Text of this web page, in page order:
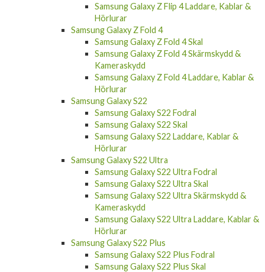
Samsung Galaxy Z Flip 4 Laddare, Kablar &
Hörlurar
Samsung Galaxy Z Fold 4
Samsung Galaxy Z Fold 4 Skal
Samsung Galaxy Z Fold 4 Skärmskydd &
Kameraskydd
Samsung Galaxy Z Fold 4 Laddare, Kablar &
Hörlurar
Samsung Galaxy S22
Samsung Galaxy S22 Fodral
Samsung Galaxy S22 Skal
Samsung Galaxy S22 Laddare, Kablar &
Hörlurar
Samsung Galaxy S22 Ultra
Samsung Galaxy S22 Ultra Fodral
Samsung Galaxy S22 Ultra Skal
Samsung Galaxy S22 Ultra Skärmskydd &
Kameraskydd
Samsung Galaxy S22 Ultra Laddare, Kablar &
Hörlurar
Samsung Galaxy S22 Plus
Samsung Galaxy S22 Plus Fodral
Samsung Galaxy S22 Plus Skal